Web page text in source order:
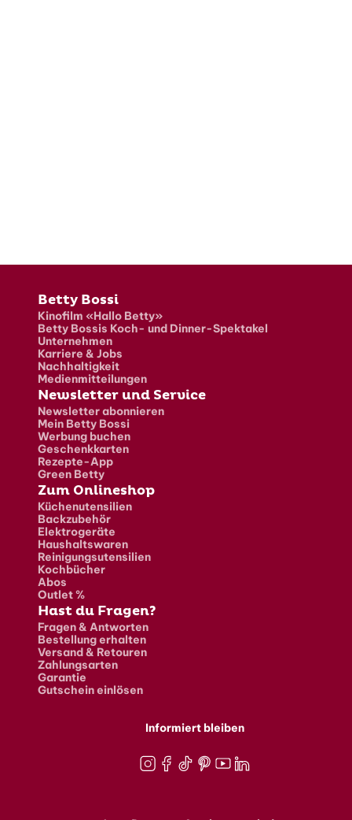
Fusszeile
Betty Bossi
Kinofilm «Hallo Betty»
Betty Bossis Koch- und Dinner-Spektakel
Unternehmen
Karriere & Jobs
Nachhaltigkeit
Medienmitteilungen
Newsletter und Service
Newsletter abonnieren
Mein Betty Bossi
Werbung buchen
Geschenkkarten
Rezepte-App
Green Betty
Zum Onlineshop
Küchenutensilien
Backzubehör
Elektrogeräte
Haushaltswaren
Reinigungsutensilien
Kochbücher
Abos
Outlet %
Hast du Fragen?
Fragen & Antworten
Bestellung erhalten
Versand & Retouren
Zahlungsarten
Garantie
Gutschein einlösen
Informiert bleiben